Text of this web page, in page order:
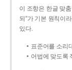
이 조항은 한글 맞
되”가 기본 원칙이
있다.
표준어를 소리
어법에 맞도록